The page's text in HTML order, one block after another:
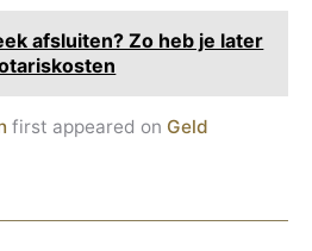
afsluiten? Zo heb je later
first appeared on Geld